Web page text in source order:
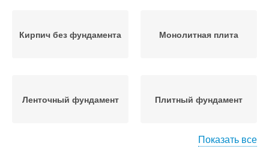
Кирпич без фундамента Монолитная плита
Ленточный фундамент Плитный фундамент
Показать все